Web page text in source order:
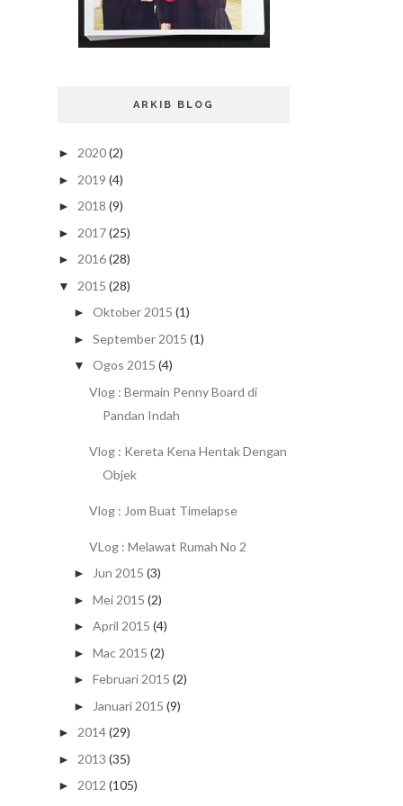
ARKIB BLOG
► 2020(2)
► 2019 (4)
► 2018 (9)
► 2017(25)
► 2016(28)
▼ 2015 (28)
► Oktober 2015 (1)
► September 2015 (1)
▼ Ogos 2015 (4)
Vlog : Bermain Penny Board di
Pandan Indah
Vlog : Kereta Kena Hentak Dengan
Objek
Vlog : Jom Buat Timelapse
VLog : Melawat Rumah No 2
► Jun 2015 (3)
► Mei 2015 (2)
► April 2015 (4)
► Mac 2015 (2)
► Februari 2015 (2)
► Januari 2015 (9)
► 2014(29)
► 2013 (35)
► 2012 (105)